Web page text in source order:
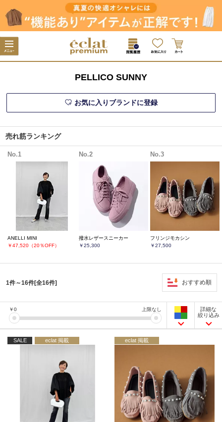
PELLICO SUNNY
お気に入りブランドに登録
売れ筋ランキング
No.1
ANELLI MINI
￥47,520（20％OFF）
No.2
撥水レザースニーカー
￥25,300
No.3
フリンジモカシン
￥27,500
1件～16件[全16件] おすすめ順
￥0 上限なし
詳細な
絞り込み
SALE eclat 掲載 eclat 掲載